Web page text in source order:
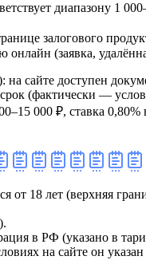
диапазону 1
залогового
(заявка,
сайте доступен
(фактически —
000 ₽, ставка
от 18 лет (верхняя
в РФ (указано в
на сайте он